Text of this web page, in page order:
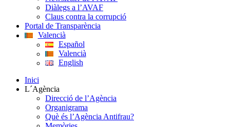
Diàlegs a l’AVAF
Claus contra la corrupció
Portal de Transparència
Valencià
Español
Valencià
English
Inici
L´Agència
Direcció de l’Agència
Organigrama
Què és l’Agència Antifrau?